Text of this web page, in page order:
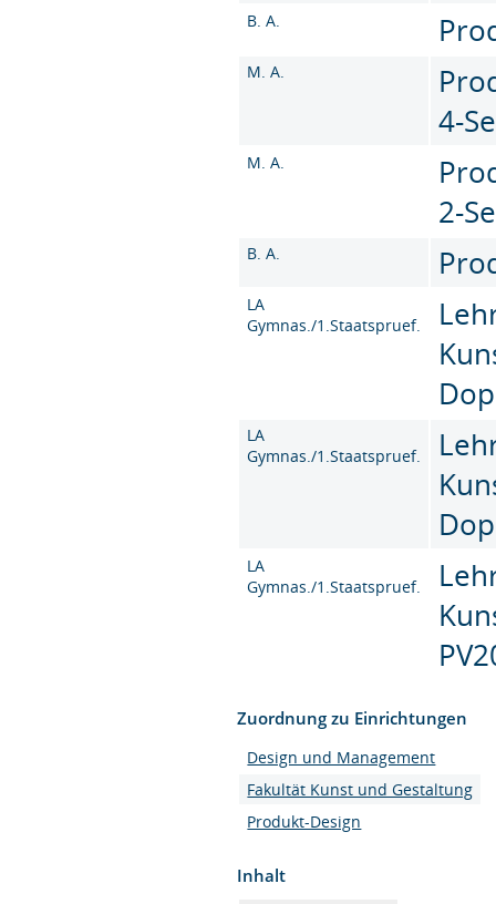
B. A.
M. A.
4-
M. A.
2-
B. A.
LA
Gymnas./1.Staatspruef.
LA
Gymnas./1.Staatspruef.
LA
Gymnas./1.Staatspruef.
Zuordnung zu Einrichtungen
Design und Management
Fakultät Kunst und Gestaltung
Produkt-Design
Inhalt